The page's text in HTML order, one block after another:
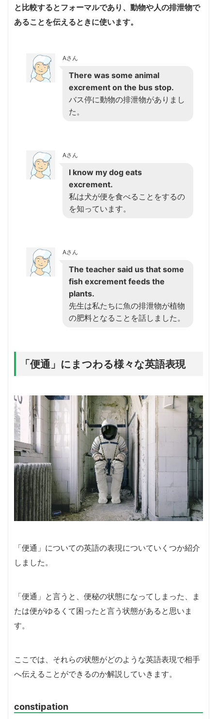
と比較するとフォーマルであり、動物や人の排泄物で
あることを伝えるときに使います。
Aさん
There was some animal
excrement on the bus stop.
バス停に動物の排泄物がありまし
た。
Aさん
I know my dog eats
excrement.
私は犬が便を食べることをするの
を知っています。
Aさん
The teacher said us that some
fish excrement feeds the
plants.
先生は私たちに魚の排泄物が植物
の肥料となることを話しました。
「便通」にまつわる様々な英語表現
「便通」についての英語の表現についていくつか紹介
しました。
「便通」と言うと、便秘の状態になってしまった、ま
たは便がゆるくて困ったと言う状態があると思いま
す。
ここでは、それらの状態がどのような英語表現で相手
へ伝えることができるのか解説していきます。
constipation